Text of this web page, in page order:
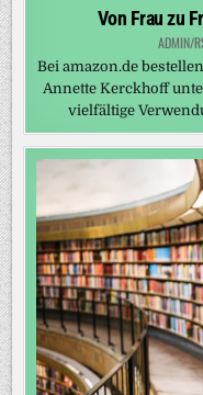
in
Von Frau zu
ADMIN/
Bei amazon.de
Annette Kerckhoff
vielfältige